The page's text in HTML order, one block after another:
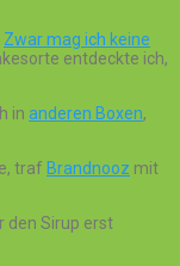
Zwar mag ich keine
entdeckte ich,
in anderen Boxen,
traf Brandnooz mit
den Sirup erst